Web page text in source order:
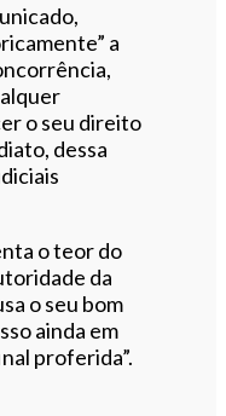
a
o seu direito
dessa
o teor do
da
o seu bom
ainda em
proferida”.